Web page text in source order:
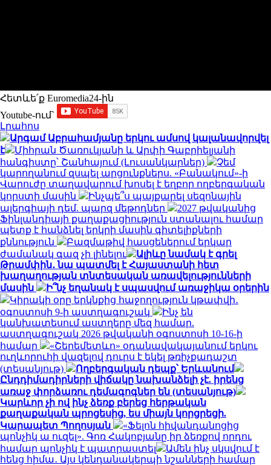
Հետևե՛ք Euromedia24-ին
Youtube-ում`
Լրահոս
Արգամ Աբրահամյանը երկու ամսով կալանավորվել
է
Միհրան Ծառուկյանի և Արփի Գաբրիելյանի
հանգիստը՝ Շանհայում (Լուսանկարներ)
Չեմ
կարողանում զսպել արցունքներս. «Բանակում»-ի
Վարուժը տաղավարում խոսել է եղբոր ողբերգական
կորստի մասին
Ինչպե՞ս պայքարել սեզոնային
ալերգիայի դեմ. պարզ մեթոդներ
2027 թվականից
Ֆինլանդիայի քաղաքացիություն ստանալու համար
պետք է հանձնել երկրի մասին գիտելիքների
քննություն
Բազմաթիվ հասցեներում երկար
ժամանակ գազ չի լինելու
Ալիևը նամակ է գրել
Թրամփին․ նա պատմել է Հայաստանի հետ
խաղաղության տնտեսական առավելությունների
մասին
Ի՞նչ եղանակ է սպասվում առաջիկա օրերին
Կիրակի օրը երկնքից հաջողություն կթափվի․
օգոստոսի 9-ի աստղագուշակ
Ինչ են
կանխատեսում աստղերը մեզ համար.
աստղագուշակ 2026 թվականի օգոստոսի 10-16-ի
համար
«Շերեմետևո» օդանավակայանում երկու
ուղևորուհի վազելով դուրս է եկել թռիչքադաշտ
(տեսանյութ)
Ողբերգական դեպք՝ Երևանում
Ընդդիմադիրների վիճակը նախանձելի չէ. իրենց
առաջ փորձառու դեմագոգներ են (տեսանյութ)
Կարևոր չի ով ինչ ձեռք բերեց հերթական
քաղաքական պրոցեսից, ես միայն կորցրեցի.
Կարապետ Պողոսյան
«Ֆելոն հիվանդանոցից
պոնչիկ ա ուզել». Գոռ Հակոբյանը իր ձեռքով որդու
համար պոնչիկ է պատրաստել
Ամեն ինչ սկսվում է
հենց հիմա․ Այս կենդանակերպի նշանների համար